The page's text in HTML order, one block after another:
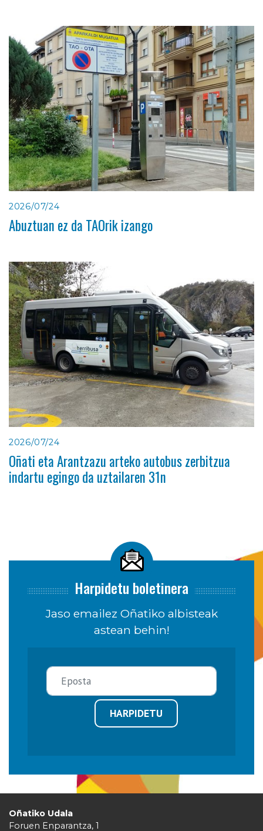
2026/07/24
Abuztuan ez da TAOrik izango
2026/07/24
Oñati eta Arantzazu arteko autobus zerbitzua
indartu egingo da uztailaren 31n
Harpidetu boletinera
Jaso emailez Oñatiko albisteak
astean behin!
HARPIDETU
Oñatiko Udala
Foruen Enparantza, 1